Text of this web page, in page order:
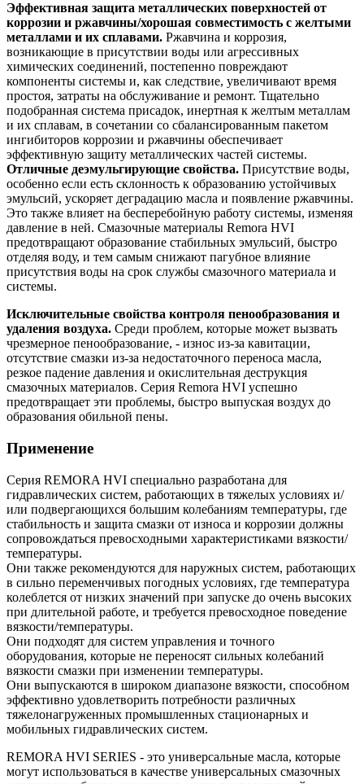
Эффективная защита металлических поверхностей от
коррозии и ржавчины/хорошая совместимость с желтыми
металлами и их сплавами. Ржавчина и коррозия,
возникающие в присутствии воды или агрессивных
химических соединений, постепенно повреждают
компоненты системы и, как следствие, увеличивают время
простоя, затраты на обслуживание и ремонт. Тщательно
подобранная система присадок, инертная к желтым металлам
и их сплавам, в сочетании со сбалансированным пакетом
ингибиторов коррозии и ржавчины обеспечивает
эффективную защиту металлических частей системы.
Отличные деэмульгирующие свойства. Присутствие воды,
особенно если есть склонность к образованию устойчивых
эмульсий, ускоряет деградацию масла и появление ржавчины.
Это также влияет на бесперебойную работу системы, изменяя
давление в ней. Смазочные материалы Remora HVI
предотвращают образование стабильных эмульсий, быстро
отделяя воду, и тем самым снижают пагубное влияние
присутствия воды на срок службы смазочного материала и
системы.
Исключительные свойства контроля пенообразования и
удаления воздуха. Среди проблем, которые может вызвать
чрезмерное пенообразование, - износ из-за кавитации,
отсутствие смазки из-за недостаточного переноса масла,
резкое падение давления и окислительная деструкция
смазочных материалов. Серия Remora HVI успешно
предотвращает эти проблемы, быстро выпуская воздух до
образования обильной пены.
Применение
Серия REMORA HVI специально разработана для
гидравлических систем, работающих в тяжелых условиях и/
или подвергающихся большим колебаниям температуры, где
стабильность и защита смазки от износа и коррозии должны
сопровождаться превосходными характеристиками вязкости/
температуры.
Они также рекомендуются для наружных систем, работающих
в сильно переменчивых погодных условиях, где температура
колеблется от низких значений при запуске до очень высоких
при длительной работе, и требуется превосходное поведение
вязкости/температуры.
Они подходят для систем управления и точного
оборудования, которые не переносят сильных колебаний
вязкости смазки при изменении температуры.
Они выпускаются в широком диапазоне вязкости, способном
эффективно удовлетворить потребности различных
тяжелонагруженных промышленных стационарных и
мобильных гидравлических систем.
REMORA HVI SERIES - это универсальные масла, которые
могут использоваться в качестве универсальных смазочных